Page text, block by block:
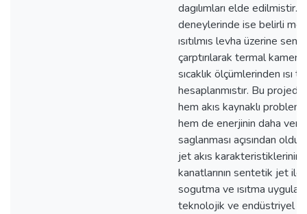
dagılımları elde edilmistir.
deneylerinde ise belirli
ısıtılmıs levha üzerine
çarptırılarak termal
sıcaklık ölçümlerinden ısı
hesaplanmıstır. Bu
hem akıs kaynaklı
hem de enerjinin daha
saglanması açısından
jet akıs karakteristiklerinin
kanatlarının sentetik jet
sogutma ve ısıtma
teknolojik ve endüstriyel